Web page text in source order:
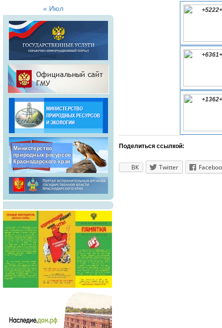
Поделиться ссылкой:
ВК Twitter
« Июл